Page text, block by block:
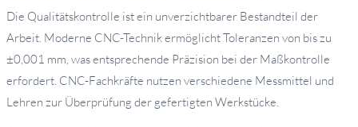
Die Qualitätskontrolle ist ein unverzichtbarer Bestandteil der
Arbeit. Moderne CNC-Technik ermöglicht Toleranzen von bis zu
±0,001 mm, was entsprechende Präzision bei der Maßkontrolle
erfordert. CNC-Fachkräfte nutzen verschiedene Messmittel und
Lehren zur Überprüfung der gefertigten Werkstücke.